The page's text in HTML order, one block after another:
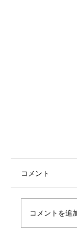
コメント
コメントを追